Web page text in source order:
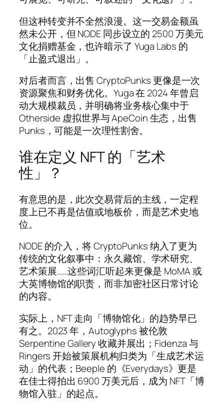
但这种转变并不全然浪漫。这一交易金额虽
然未公开，但 NODE 同步设立的 2500 万美元
文化捐赠基金，也许暗示了 Yuga Labs 的
「止盈式退出」。
对后者而言，出售 CryptoPunks 更像是一次
资源聚焦和财务优化。Yuga 在 2024 年曾启
动大规模裁员，并明确将业务核心集中于
Otherside 虚拟世界与 ApeCoin 生态，出售
Punks，可能是一次理性割舍。
谁在定义 NFT 的「艺术
性」？
有意思的是，此次交易背后的主线，一定程
度上已不再是估值或地板价，而是艺术史地
位。
NODE 的介入，将 CryptoPunks 纳入了更为
传统的文化叙事中：永久藏馆、学术研究、
艺术策展……这些词汇听起来更像是 MoMA 或
大英博物馆的职责，而非加密社区日常讨论
的内容。
实际上，NFT 走向「博物馆化」的趋势早已
有之。2023 年，Autoglyphs 被伦敦
Serpentine Gallery 收藏并展出；Fidenza 与
Ringers 开始被策展机构归类为「生成艺术运
动」的代表；Beeple 的《Everydays》更是
在佳士得拍出 6900 万美元后，成为 NFT「博
物馆入驻」的起点。